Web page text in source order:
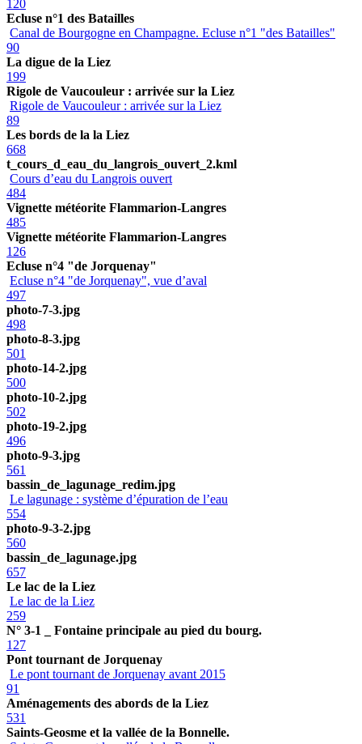
120
Ecluse n°1 des Batailles
Canal de Bourgogne en Champagne. Ecluse n°1 "des Batailles"
90
La digue de la Liez
199
Rigole de Vaucouleur : arrivée sur la Liez
Rigole de Vaucouleur : arrivée sur la Liez
89
Les bords de la la Liez
668
t_cours_d_eau_du_langrois_ouvert_2.kml
Cours d’eau du Langrois ouvert
484
Vignette météorite Flammarion-Langres
485
Vignette météorite Flammarion-Langres
126
Ecluse n°4 "de Jorquenay"
Ecluse n°4 "de Jorquenay", vue d’aval
497
photo-7-3.jpg
498
photo-8-3.jpg
501
photo-14-2.jpg
500
photo-10-2.jpg
502
photo-19-2.jpg
496
photo-9-3.jpg
561
bassin_de_lagunage_redim.jpg
Le lagunage : système d’épuration de l’eau
554
photo-9-3-2.jpg
560
bassin_de_lagunage.jpg
657
Le lac de la Liez
Le lac de la Liez
259
N° 3-1 _ Fontaine principale au pied du bourg.
127
Pont tournant de Jorquenay
Le pont tournant de Jorquenay avant 2015
91
Aménagements des abords de la Liez
531
Saints-Geosme et la vallée de la Bonnelle.